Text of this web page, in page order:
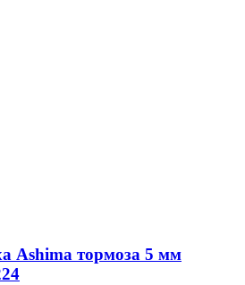
Ashima тормоза 5 мм